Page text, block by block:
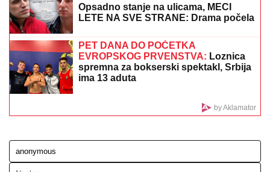
"Kralj hleba" nastavlja da mazi verenicu sa stilom:
Nakon veridbe stiglo novo spektakularno
iznenađenje!
(FOTO) LETOVANJE SAŠKE I ĐORĐA
bazenu, a ovako sa mužem provodi
vreme na jahti